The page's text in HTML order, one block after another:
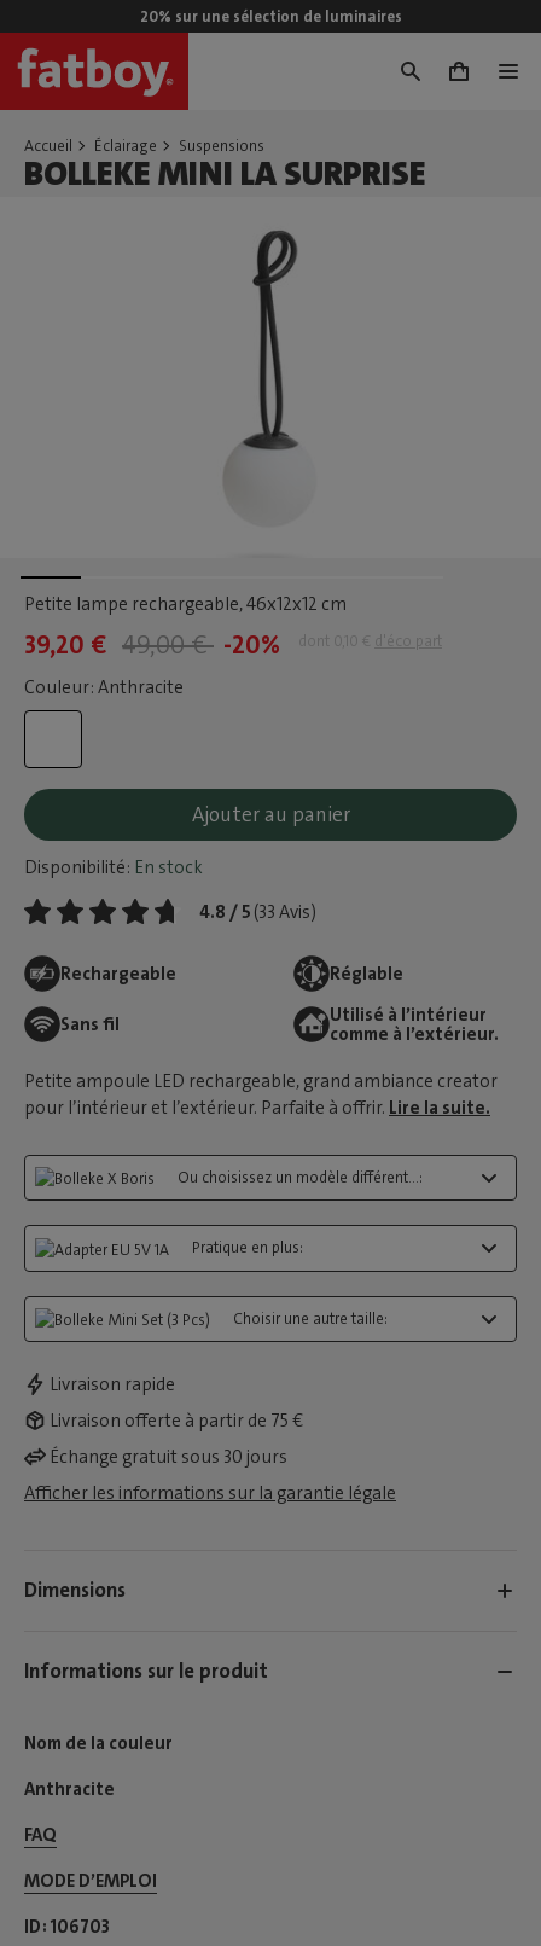
20% sur une sélection de luminaires
0
Accueil Éclairage Suspensions
BOLLEKE MINI LA SURPRISE
Petite lampe rechargeable, 46x12x12 cm
39,20 € 49,00 € -20% dont 0,10 € d'éco part
Couleur: Anthracite
Ajouter au panier
Disponibilité: En stock
4.8 / 5 (33 Avis)
Rechargeable Réglable
Sans fil
Utilisé à l’intérieur
comme à l’extérieur.
Petite ampoule LED rechargeable, grand ambiance creator
pour l’intérieur et l’extérieur. Parfaite à offrir. Lire la suite.
Ou choisissez un modèle différent...:
Pratique en plus:
Choisir une autre taille:
Livraison rapide
Livraison offerte à partir de 75 €
Échange gratuit sous 30 jours
Afficher les informations sur la garantie légale
Dimensions
Informations sur le produit
Nom de la couleur
Anthracite
FAQ
MODE D’EMPLOI​
ID 106703